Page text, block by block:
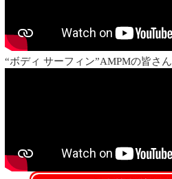
“ボディ サーフィン”AMPMの皆さん